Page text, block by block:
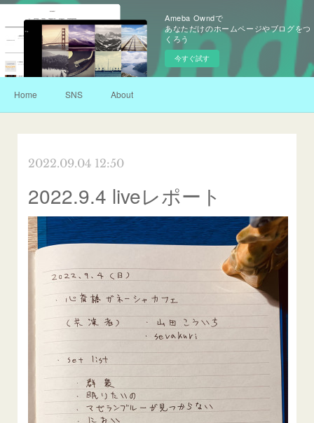
Ameba Owndで
あなただけのホームページやブログをつ
くろう
今すぐ試す
Home SNS About
2022.09.04 12:50
2022.9.4 liveレポート